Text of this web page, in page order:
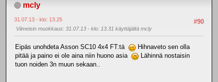
mcly
#90
31.07.13 - klo: 13.25
Viimeisin muokkaus: 31.07.13 - klo: 13.31 käyttäjältä mcly
Eipäs unohdeta Asson SC10 4x4 FT:tä
Hihnaveto sen olla
pitää ja paino ei ole aina niin huono asia
Lähinnä nostaisin
tuon noiden 3n muun sekaan..